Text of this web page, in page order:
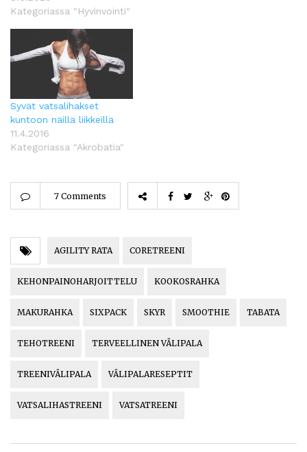
Kategoriassa "Hyvinvointi"
Syvät vatsalihakset
kuntoon näillä liikkeillä
11.4.2016
Kategoriassa "Akrobatia"
7 Comments
AGILITY RATA CORETREENI
KEHONPAINOHARJOITTELU KOOKOSRAHKA
MAKURAHKA SIXPACK SKYR SMOOTHIE TABATA
TEHOTREENI TERVEELLINEN VÄLIPALA
TREENIVÄLIPALA VÄLIPALARESEPTIT
VATSALIHASTREENI VATSATREENI